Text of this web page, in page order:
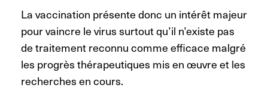
La vaccination présente donc un intérêt majeur
pour vaincre le virus surtout qu’il n’existe pas
de traitement reconnu comme efficace malgré
les progrès thérapeutiques mis en œuvre et les
recherches en cours.